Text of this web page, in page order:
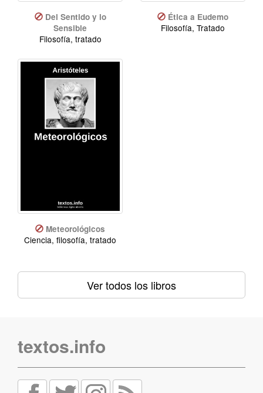
Del Sentido y lo
Sensible
Filosofía, tratado
Ética a Eudemo
Filosofía, Tratado
Meteorológicos
Ciencia, filosofía, tratado
Ver todos los libros
textos.info